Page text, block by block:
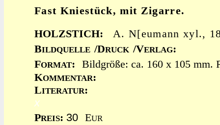
Fast Kniestück, mit Zigarre.
HOLZSTICH:
A. N[eumann xyl.,
BILDQUELLE /DRUCK /VERLAG:
FORMAT:
Bildgröße: ca. 160 x 105 mm.
KOMMENTAR:
LITERATUR:
x
PREIS: 30 EUR